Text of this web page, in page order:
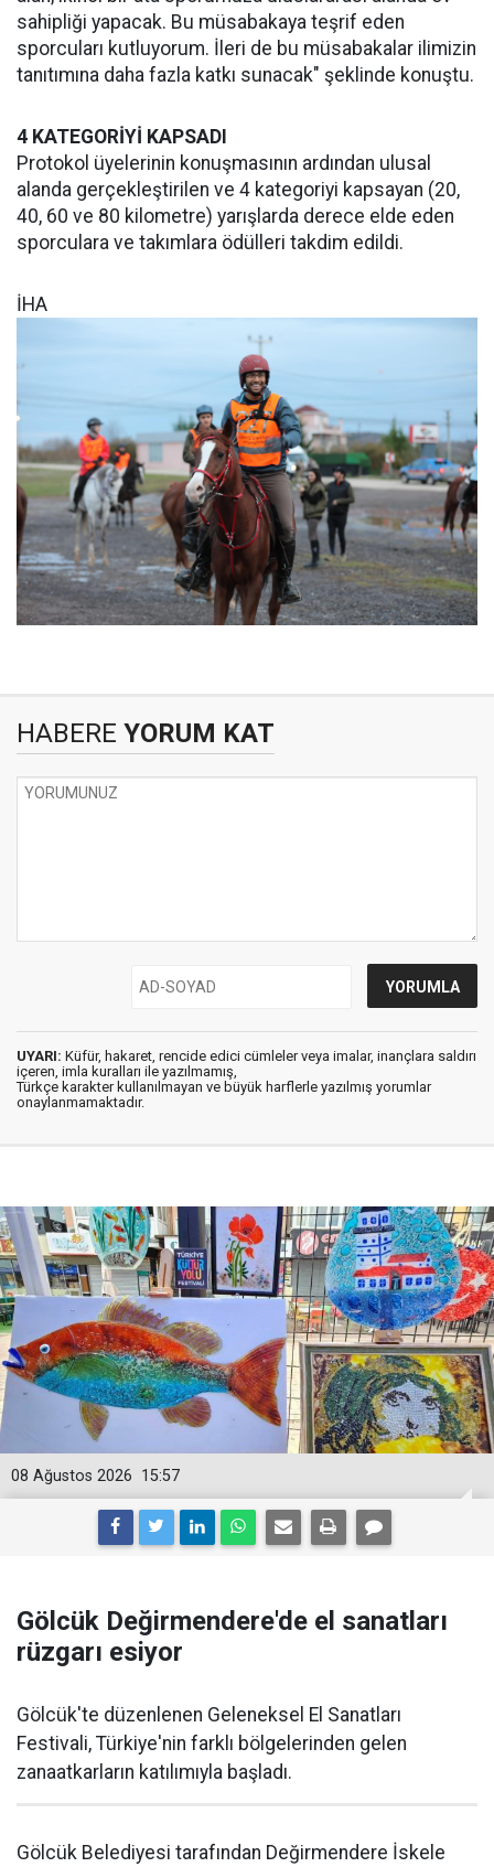
sahipliği yapacak. Bu müsabakaya teşrif eden
sporcuları kutluyorum. İleri de bu müsabakalar ilimizin
tanıtımına daha fazla katkı sunacak" şeklinde konuştu.
4 KATEGORİYİ KAPSADI
Protokol üyelerinin konuşmasının ardından ulusal
alanda gerçekleştirilen ve 4 kategoriyi kapsayan (20,
40, 60 ve 80 kilometre) yarışlarda derece elde eden
sporculara ve takımlara ödülleri takdim edildi.
İHA
HABERE YORUM KAT
UYARI: Küfür, hakaret, rencide edici cümleler veya imalar, inançlara saldırı
içeren, imla kuralları ile yazılmamış,
Türkçe karakter kullanılmayan ve büyük harflerle yazılmış yorumlar
onaylanmamaktadır.
15:57
08 Ağustos 2026
Gölcük Değirmendere'de el sanatları
rüzgarı esiyor
Gölcük'te düzenlenen Geleneksel El Sanatları
Festivali, Türkiye'nin farklı bölgelerinden gelen
zanaatkarların katılımıyla başladı.
Gölcük Belediyesi tarafından Değirmendere İskele